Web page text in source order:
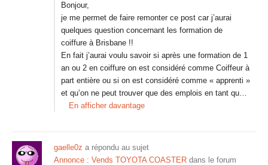
Bonjour,
je me permet de faire remonter ce post car j’aurai
quelques question concernant les formation de
coiffure à Brisbane !!
En fait j’aurai voulu savoir si après une formation de 1
an ou 2 en coiffure on est considéré comme Coiffeur à
part entière ou si on est considéré comme « apprenti »
et qu’on ne peut trouver que des emplois en tant qu…
En afficher davantage
gaelle0z a répondu au sujet
Annonce : Vends TOYOTA COASTER dans le forum